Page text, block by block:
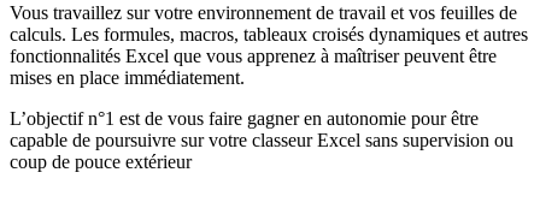
Vous travaillez sur votre environnement de travail et vos feuilles de
calculs. Les formules, macros, tableaux croisés dynamiques et autres
fonctionnalités Excel que vous apprenez à maîtriser peuvent être
mises en place immédiatement.
L’objectif n°1 est de vous faire gagner en autonomie pour être
capable de poursuivre sur votre classeur Excel sans supervision ou
coup de pouce extérieur